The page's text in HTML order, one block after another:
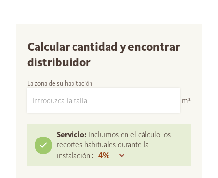
Calcular cantidad y encontrar
distribuidor
La zona de su habitación
m²
Servicio: Incluimos en el cálculo los
recortes habituales durante la
instalación :